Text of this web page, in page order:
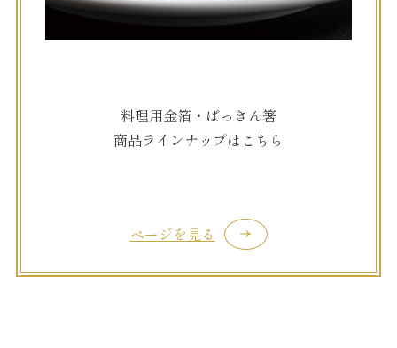
料理用金箔・ぱっきん箸
商品ラインナップはこちら
ページを見る